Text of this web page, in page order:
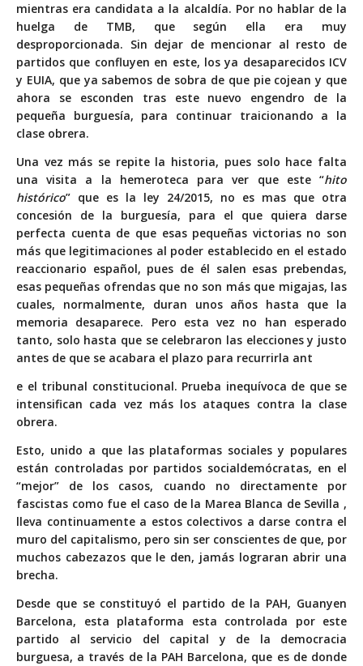
mientras era candidata a la alcaldía. Por no hablar de la
huelga de TMB, que según ella era muy
desproporcionada. Sin dejar de mencionar al resto de
partidos que confluyen en este, los ya desaparecidos ICV
y EUIA, que ya sabemos de sobra de que pie cojean y que
ahora se esconden tras este nuevo engendro de la
pequeña burguesía, para continuar traicionando a la
clase obrera.
Una vez más se repite la historia, pues solo hace falta
una visita a la hemeroteca para ver que este “hito
histórico” que es la ley 24/2015, no es mas que otra
concesión de la burguesía, para el que quiera darse
perfecta cuenta de que esas pequeñas victorias no son
más que legitimaciones al poder establecido en el estado
reaccionario español, pues de él salen esas prebendas,
esas pequeñas ofrendas que no son más que migajas, las
cuales, normalmente, duran unos años hasta que la
memoria desaparece. Pero esta vez no han esperado
tanto, solo hasta que se celebraron las elecciones y justo
antes de que se acabara el plazo para recurrirla ant
e el tribunal constitucional. Prueba inequívoca de que se
intensifican cada vez más los ataques contra la clase
obrera.
Esto, unido a que las plataformas sociales y populares
están controladas por partidos socialdemócratas, en el
“mejor” de los casos, cuando no directamente por
fascistas como fue el caso de la Marea Blanca de Sevilla ,
lleva continuamente a estos colectivos a darse contra el
muro del capitalismo, pero sin ser conscientes de que, por
muchos cabezazos que le den, jamás lograran abrir una
brecha.
Desde que se constituyó el partido de la PAH, Guanyen
Barcelona, esta plataforma esta controlada por este
partido al servicio del capital y de la democracia
burguesa, a través de la PAH Barcelona, que es de donde